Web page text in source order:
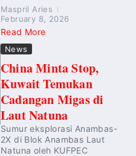
Maspril Aries
February 8, 2026
Read More
News
China Minta Stop,
Kuwait Temukan
Cadangan Migas di
Laut Natuna
Sumur eksplorasi Anambas-
2X di Blok Anambas Laut
Natuna oleh KUFPEC